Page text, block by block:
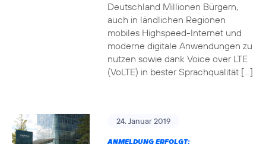
Deutschland Millionen Bürgern,
auch in ländlichen Regionen
mobiles Highspeed-Internet und
moderne digitale Anwendungen zu
nutzen sowie dank Voice over LTE
(VoLTE) in bester Sprachqualität […]
24. Januar 2019
ANMELDUNG ERFOLGT: